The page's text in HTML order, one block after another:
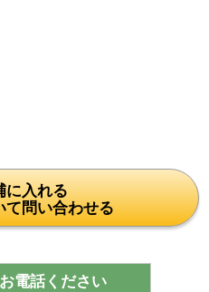
に入れる
て問い合わせる
電話ください